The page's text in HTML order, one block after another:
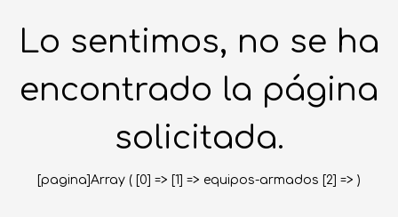
Lo sentimos, no se ha
encontrado la página
solicitada.
[pagina]Array ( [0] => [1] => equipos-armados [2] => )